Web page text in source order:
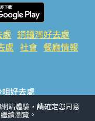
銅鑼灣好去處
處 社會 餐廳情報
好去處
旺角好去處 社會
站體驗，請確定您同意
續瀏覽。